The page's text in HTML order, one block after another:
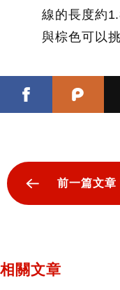
線的長度約
與棕色可以挑
前一篇文章
相關文章